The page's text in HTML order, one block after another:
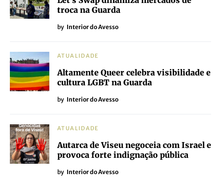
troca na Guarda
by Interior do Avesso
ATUALIDADE
Altamente Queer celebra visibilidade e
cultura LGBT na Guarda
by Interior do Avesso
ATUALIDADE
Autarca de Viseu negoceia com Israel e
provoca forte indignação pública
by Interior do Avesso